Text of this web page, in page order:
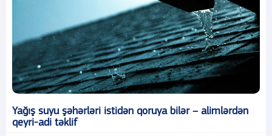
Yağış suyu şəhərləri istidən qoruya bilər – alimlərdən
qeyri-adi təklif